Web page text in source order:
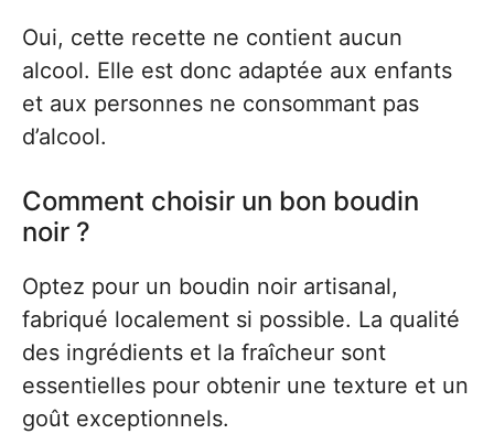
Oui, cette recette ne contient aucun
alcool. Elle est donc adaptée aux enfants
et aux personnes ne consommant pas
d’alcool.
Comment choisir un bon boudin
noir ?
Optez pour un boudin noir artisanal,
fabriqué localement si possible. La qualité
des ingrédients et la fraîcheur sont
essentielles pour obtenir une texture et un
goût exceptionnels.